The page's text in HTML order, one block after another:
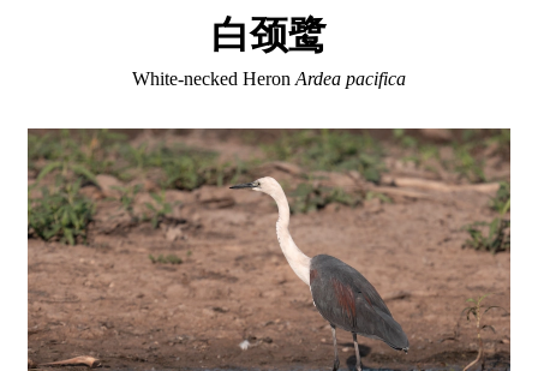
白颈鹭
White-necked Heron Ardea pacifica